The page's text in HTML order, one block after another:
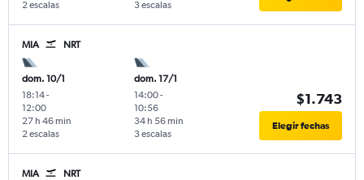
2 escalas 3 escalas
MIA NRT
dom. 10/1
18:14-
12:00
2 escalas
27 h 46 min
dom. 17/1
14:00-
10:56
3 escalas
34 h 56 min
$1.743
Elegir fechas
MIA NRT